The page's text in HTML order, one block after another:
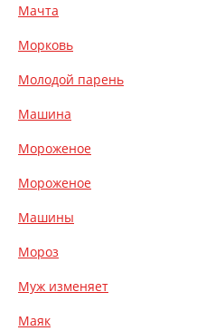
Мачта
Морковь
Молодой парень
Машина
Мороженое
Мороженое
Машины
Мороз
Муж изменяет
Маяк